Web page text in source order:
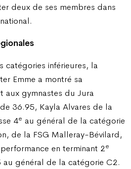
deux de ses membres dans
catégories inférieures, la
Emme a montré sa
aux gymnastes du Jura
36.95, Kayla Alvares de la
4e au général de la catégorie
de la FSG Malleray-Bévilard,
en terminant 2e
général de la catégorie C2.